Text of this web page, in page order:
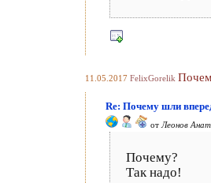
11.05.2017 FelixGorelik
Re: Почему шли
от Леонов
Почему?
Так надо!